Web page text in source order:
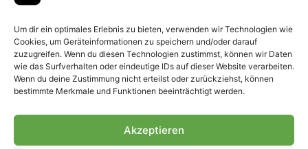
Um dir ein optimales Erlebnis zu bieten, verwenden wir Technologien wie
Cookies, um Geräteinformationen zu speichern und/oder darauf
zuzugreifen. Wenn du diesen Technologien zustimmst, können wir Daten
wie das Surfverhalten oder eindeutige IDs auf dieser Website verarbeiten.
Wenn du deine Zustimmung nicht erteilst oder zurückziehst, können
bestimmte Merkmale und Funktionen beeinträchtigt werden.
Akzeptieren
– Alle rechte vorbehalten.
Fohlen-Hautnah.de ist ein
offiziell eingetragenes Magazin
bei der Deutschen
Nationalbibliothek (ISSN 1868-
Weiterverarbeitung, auch
Genehmigung.